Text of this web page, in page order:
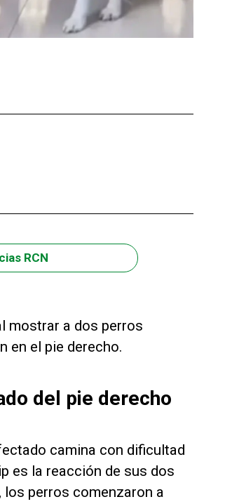
RCN
mostrar a dos perros
en el pie derecho.
del pie derecho
camina con dificultad
es la reacción de sus dos
perros comenzaron a